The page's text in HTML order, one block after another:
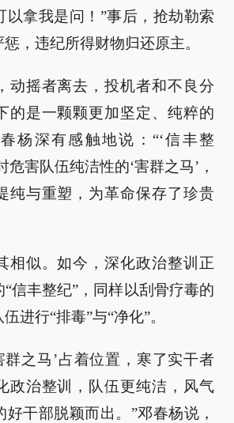
以拿我是问！”事后，抢劫勒索
，违纪所得财物归还原主。
动摇者离去，投机者和不良分
的是一颗颗更加坚定、纯粹的
杨深有感触地说：“‘信丰整
危害队伍纯洁性的‘害群之马’，
纯与重塑，为革命保存了珍贵
相似。如今，深化政治整训正
信丰整纪”，同样以刮骨疗毒的
进行“排毒”与“净化”。
群之马’占着位置，寒了实干者
政治整训，队伍更纯洁，风气
干部脱颖而出。”邓春杨说，